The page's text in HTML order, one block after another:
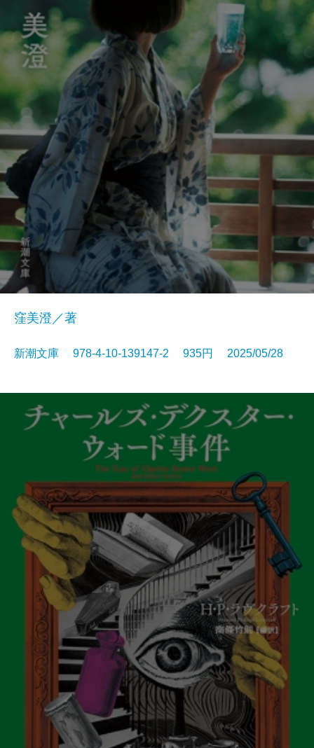
窪美澄／著
新潮文庫 978-4-10-139147-2 935円 2025/05/28